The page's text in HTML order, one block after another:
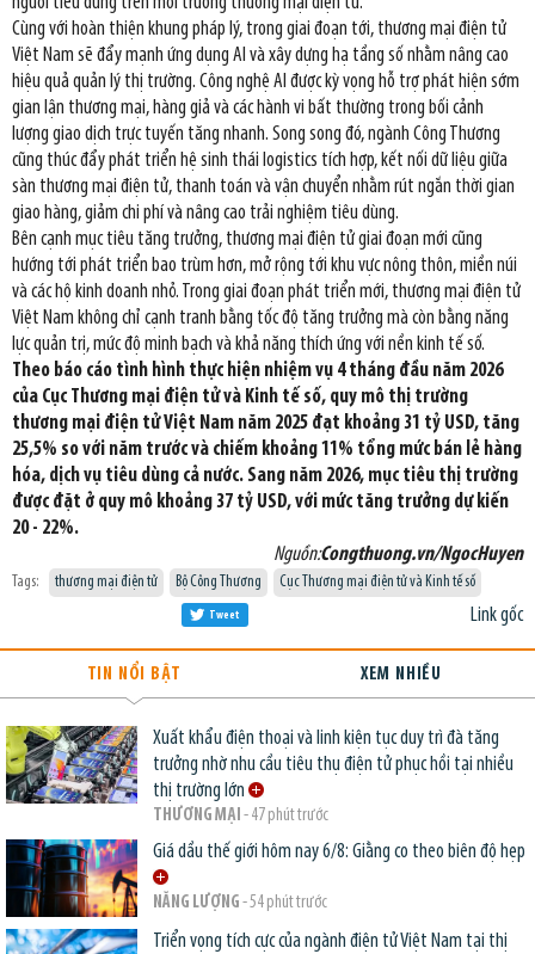
Cùng với hoàn thiện khung pháp lý, trong giai đoạn tới, thương mại điện tử
Việt Nam sẽ đẩy mạnh ứng dụng AI và xây dựng hạ tầng số nhằm nâng cao
hiệu quả quản lý thị trường. Công nghệ AI được kỳ vọng hỗ trợ phát hiện sớm
gian lận thương mại, hàng giả và các hành vi bất thường trong bối cảnh
lượng giao dịch trực tuyến tăng nhanh. Song song đó, ngành Công Thương
cũng thúc đẩy phát triển hệ sinh thái logistics tích hợp, kết nối dữ liệu giữa
sàn thương mại điện tử, thanh toán và vận chuyển nhằm rút ngắn thời gian
giao hàng, giảm chi phí và nâng cao trải nghiệm tiêu dùng.
Bên cạnh mục tiêu tăng trưởng, thương mại điện tử giai đoạn mới cũng
hướng tới phát triển bao trùm hơn, mở rộng tới khu vực nông thôn, miền núi
và các hộ kinh doanh nhỏ. Trong giai đoạn phát triển mới, thương mại điện tử
Việt Nam không chỉ cạnh tranh bằng tốc độ tăng trưởng mà còn bằng năng
lực quản trị, mức độ minh bạch và khả năng thích ứng với nền kinh tế số.
Theo báo cáo tình hình thực hiện nhiệm vụ 4 tháng đầu năm 2026
của Cục Thương mại điện tử và Kinh tế số, quy mô thị trường
thương mại điện tử Việt Nam năm 2025 đạt khoảng 31 tỷ USD, tăng
25,5% so với năm trước và chiếm khoảng 11% tổng mức bán lẻ hàng
hóa, dịch vụ tiêu dùng cả nước. Sang năm 2026, mục tiêu thị trường
được đặt ở quy mô khoảng 37 tỷ USD, với mức tăng trưởng dự kiến
20 - 22%.
Nguồn:Congthuong.vn/NgocHuyen
Tags: thương mại điện tử Bộ Công Thương Cục Thương mại điện tử và Kinh tế số
Link gốc
Tweet
TIN NỔI BẬT XEM NHIỀU
Xuất khẩu điện thoại và linh kiện tục duy trì đà tăng
trưởng nhờ nhu cầu tiêu thụ điện tử phục hồi tại nhiều
thị trường lớn
THƯƠNG MẠI - 47 phút trước
Giá dầu thế giới hôm nay 6/8: Giằng co theo biên độ hẹp
NĂNG LƯỢNG - 54 phút trước
Triển vọng tích cực của ngành điện tử Việt Nam tại thị